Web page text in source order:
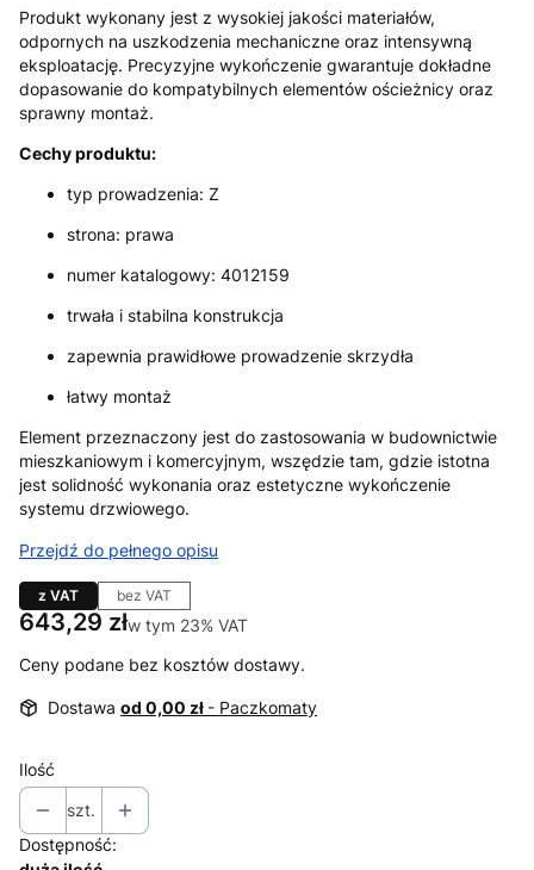
Produkt wykonany jest z wysokiej jakości materiałów,
odpornych na uszkodzenia mechaniczne oraz intensywną
eksploatację. Precyzyjne wykończenie gwarantuje dokładne
dopasowanie do kompatybilnych elementów ościeżnicy oraz
sprawny montaż.
Cechy produktu:
typ prowadzenia: Z
strona: prawa
numer katalogowy: 4012159
trwała i stabilna konstrukcja
zapewnia prawidłowe prowadzenie skrzydła
łatwy montaż
Element przeznaczony jest do zastosowania w budownictwie
mieszkaniowym i komercyjnym, wszędzie tam, gdzie istotna
jest solidność wykonania oraz estetyczne wykończenie
systemu drzwiowego.
Przejdź do pełnego opisu
z VAT bez VAT
Cena
643,29 złw tym 23% VAT
w tym 23% VAT
Ceny podane bez kosztów dostawy.
Dostawa od 0,00 zł - Paczkomaty
Ilość
szt.
Dostępność: